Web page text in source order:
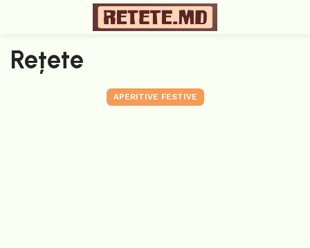
Rețete
APERITIVE FESTIVE